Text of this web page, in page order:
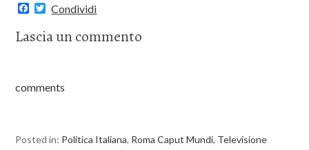
F
e
k
T
w
t
Condividi
Lascia un commento
comments
Posted in: Politica Italiana, Roma Caput Mundi, Televisione